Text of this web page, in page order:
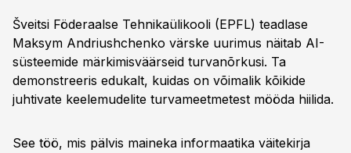
Šveitsi Föderaalse Tehnikaülikooli (EPFL) teadlase
Maksym Andriushchenko värske uurimus näitab AI-
süsteemide märkimisväärseid turvanõrkusi. Ta
demonstreeris edukalt, kuidas on võimalik kõikide
juhtivate keelemudelite turvameetmetest mööda hiilida.
See töö, mis pälvis maineka informaatika väitekirja